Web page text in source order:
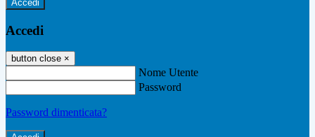
Accedi
Accedi
button close ×
Nome Utente
Password
Password dimenticata?